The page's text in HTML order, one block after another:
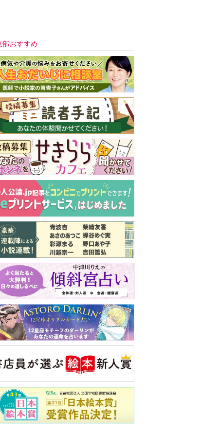
号 好評発売中！
実家の処分から終
の棲家までどうす
る？60代からの家
モンダイ
最新号
バックナンバー
注目トピ
義実家について、義弟が私へ怒りのLINE
ピアノの月謝、払うべき？
公論新社の本
もうじきたべられるぼく
詳しくみる
フォメーション